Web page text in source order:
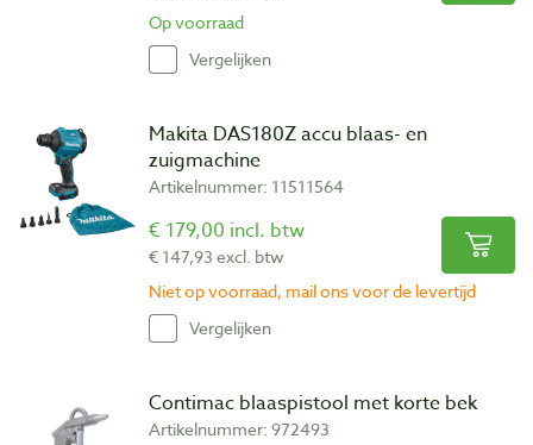
Op voorraad
Vergelijken
Makita DAS180Z accu blaas- en
zuigmachine
Artikelnummer: 11511564
€ 179,00 incl. btw
€ 147,93 excl. btw
Niet op voorraad, mail ons voor de levertijd
Vergelijken
Contimac blaaspistool met korte bek
Artikelnummer: 972493